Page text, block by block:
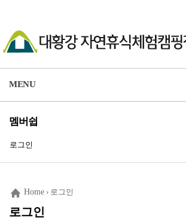
MENU
멤버쉽
로그인
Home › 로그인
로그인